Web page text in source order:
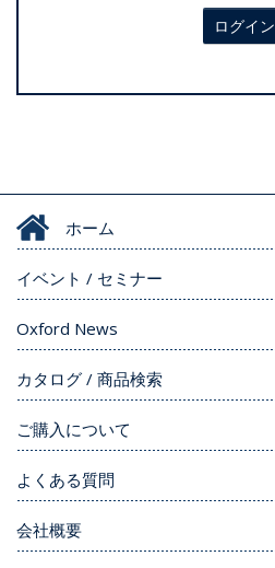
ログイン
ホーム
イベント / セミナー
Oxford News
カタログ / 商品検索
ご購入について
よくある質問
会社概要